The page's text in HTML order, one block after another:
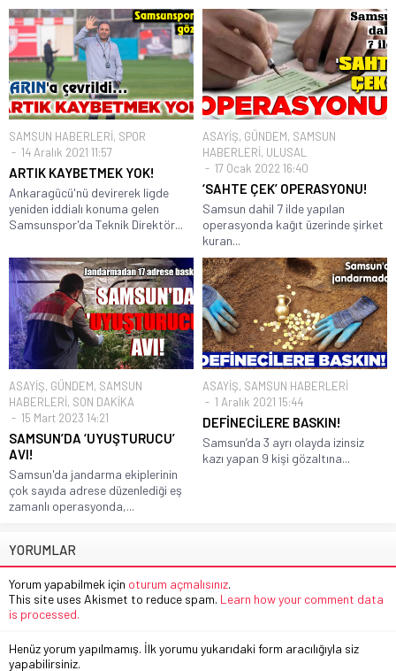
SAMSUN HABERLERİ, SPOR
14 Aralık 2021 11:57
ARTIK KAYBETMEK YOK!
Ankaragücü'nü devirerek ligde
yeniden iddialı konuma gelen
Samsunspor'da Teknik Direktör...
ASAYİŞ, GÜNDEM, SAMSUN
HABERLERİ, ULUSAL
17 Ocak 2022 16:40
‘SAHTE ÇEK’ OPERASYONU!
Samsun dahil 7 ilde yapılan
operasyonda kağıt üzerinde şirket
kuran...
ASAYİŞ, GÜNDEM, SAMSUN
HABERLERİ, SON DAKİKA
15 Mart 2023 14:21
SAMSUN’DA ‘UYUŞTURUCU’
AVI!
Samsun'da jandarma ekiplerinin
çok sayıda adrese düzenlediği eş
zamanlı operasyonda,...
ASAYİŞ, SAMSUN HABERLERİ
1 Aralık 2021 15:44
DEFİNECİLERE BASKIN!
Samsun’da 3 ayrı olayda izinsiz
kazı yapan 9 kişi gözaltına...
YORUMLAR
Yorum yapabilmek için oturum açmalısınız.
This site uses Akismet to reduce spam. Learn how your comment data
is processed.
Henüz yorum yapılmamış. İlk yorumu yukarıdaki form aracılığıyla siz
yapabilirsiniz.